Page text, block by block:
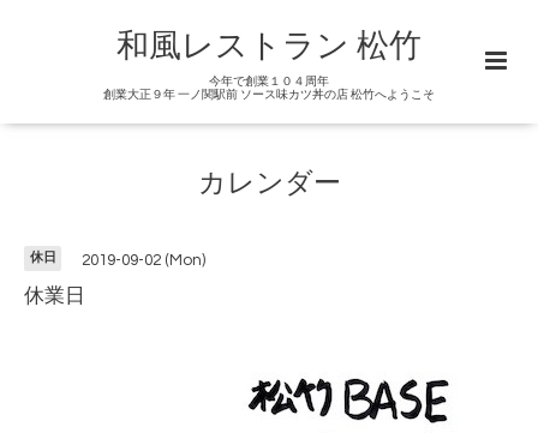
和風レストラン 松竹
今年で創業１０４周年
創業大正９年 一ノ関駅前 ソース味カツ丼の店 松竹へようこそ
カレンダー
休日 2019-09-02 (Mon)
休業日